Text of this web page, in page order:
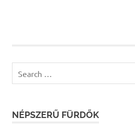
for:
NÉPSZERŰ FÜRDŐK